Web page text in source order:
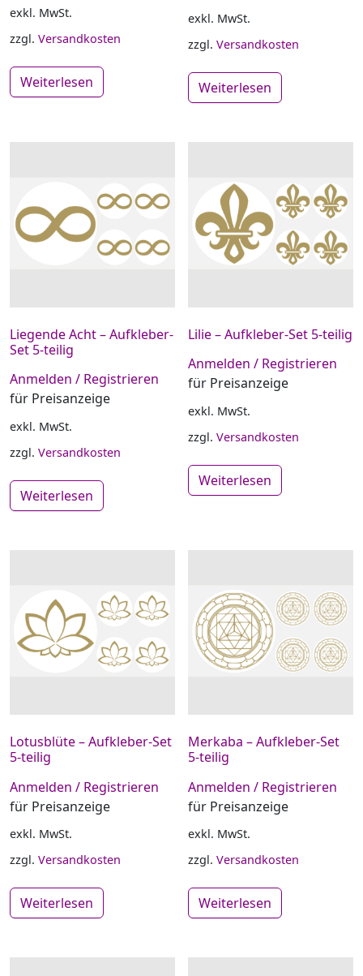
exkl. MwSt.
zzgl. Versandkosten
Weiterlesen
exkl. MwSt.
zzgl.Versandkosten
Weiterlesen
Liegende Acht – Aufkleber-
Set 5-teilig
Anmelden / Registrieren
für Preisanzeige
exkl. MwSt.
zzgl. Versandkosten
Weiterlesen
Lilie – Aufkleber-Set 5-teilig
Anmelden / Registrieren
für Preisanzeige
exkl. MwSt.
zzgl.Versandkosten
Weiterlesen
Lotusblüte – Aufkleber-Set
5-teilig
Anmelden / Registrieren
für Preisanzeige
exkl. MwSt.
zzgl. Versandkosten
Weiterlesen
Merkaba – Aufkleber-Set
5-teilig
Anmelden / Registrieren
für Preisanzeige
exkl. MwSt.
zzgl.Versandkosten
Weiterlesen